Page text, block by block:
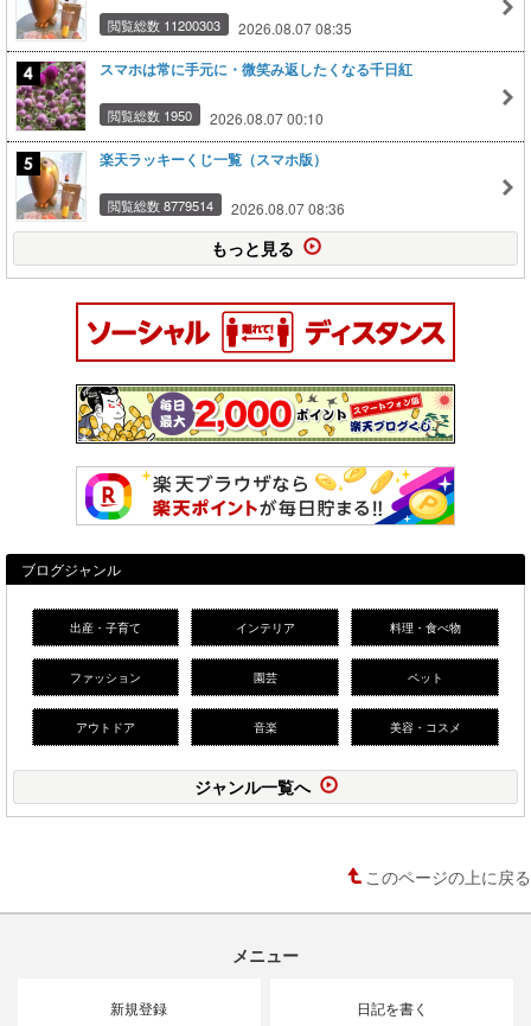
閲覧総数 11200303 2026.08.07 08:35
スマホは常に手元に・微笑み返したくなる千日紅
閲覧総数 1950 2026.08.07 00:10
楽天ラッキーくじ一覧（スマホ版）
閲覧総数 8779514 2026.08.07 08:36
もっと見る
ブログジャンル
出産・子育て インテリア 料理・食べ物
ファッション 園芸 ペット
アウトドア 音楽 美容・コスメ
ジャンル一覧へ
このページの上に戻る
メニュー
新規登録 日記を書く